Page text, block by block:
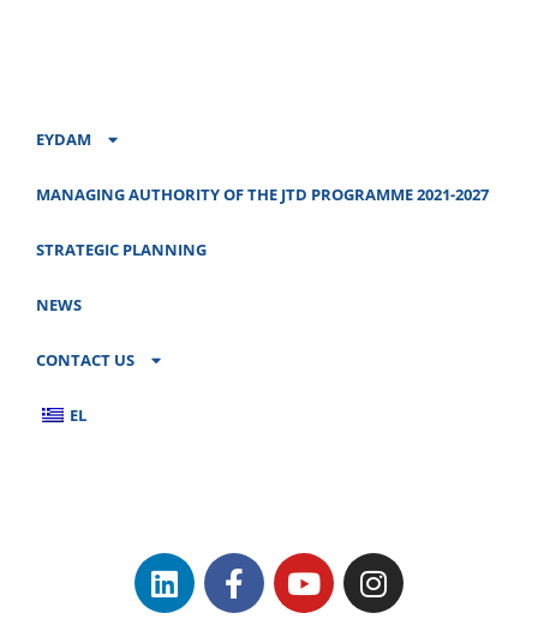
EYDAM
MANAGING AUTHORITY OF THE JTD PROGRAMME 2021-2027
STRATEGIC PLANNING
NEWS
CONTACT US
EL